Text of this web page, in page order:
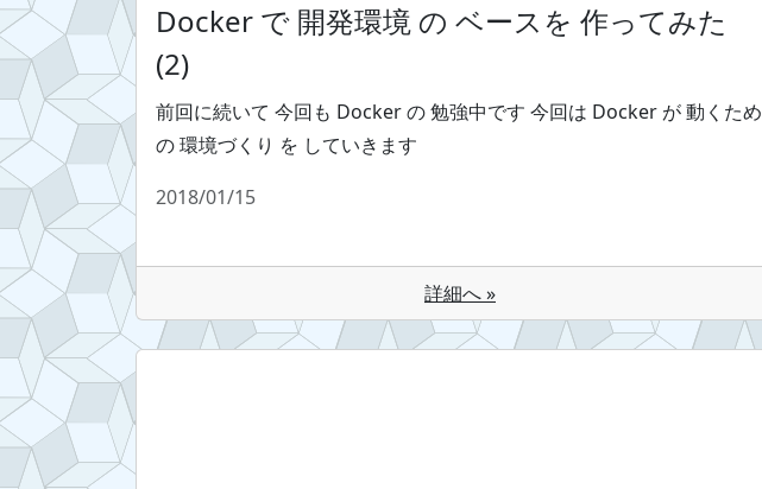
Docker で 開発環境 の ベースを 作ってみた
(2)
前回に続いて 今回も Docker の 勉強中です 今回は Docker が 動くため
の 環境づくり を していきます
2018/01/15
詳細へ »